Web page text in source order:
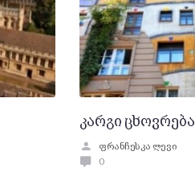
კარგი ცხოვრება
ფრანჩესკა ლევი
0